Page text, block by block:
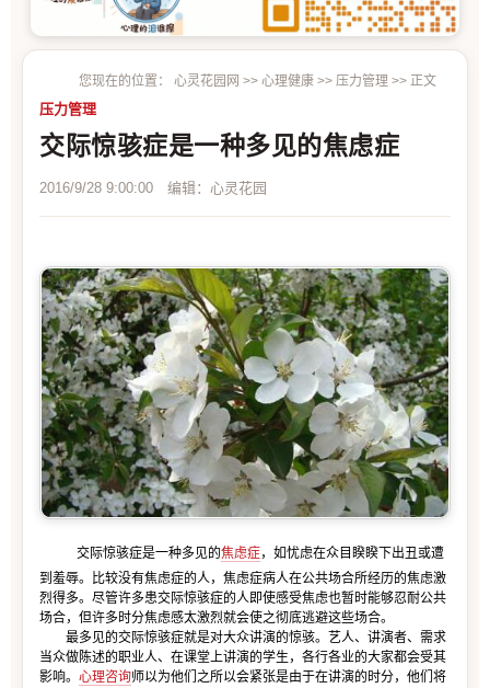
您现在的位置： 心灵花园网 >> 心理健康 >> 压力管理 >> 正文
压力管理
交际惊骇症是一种多见的焦虑症
2016/9/28 9:00:00 编辑：心灵花园
交际惊骇症是一种多见的焦虑症，如忧虑在众目睽睽下出丑或遭
到羞辱。比较没有焦虑症的人，焦虑症病人在公共场合所经历的焦虑激
烈得多。尽管许多患交际惊骇症的人即使感受焦虑也暂时能够忍耐公共
场合，但许多时分焦虑感太激烈就会使之彻底逃避这些场合。
最多见的交际惊骇症就是对大众讲演的惊骇。艺人、讲演者、需求
当众做陈述的职业人、在课堂上讲演的学生，各行各业的大家都会受其
影响。 心理咨询师以为他们之所以会紧张是由于在讲演的时分，他们将